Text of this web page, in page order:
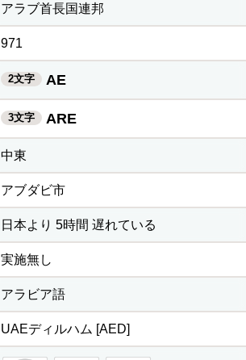
アラブ首長国連邦
971
2文字 AE
3文字 ARE
中東
アブダビ市
日本より 5時間 遅れている
実施無し
アラビア語
UAEディルハム [AED]